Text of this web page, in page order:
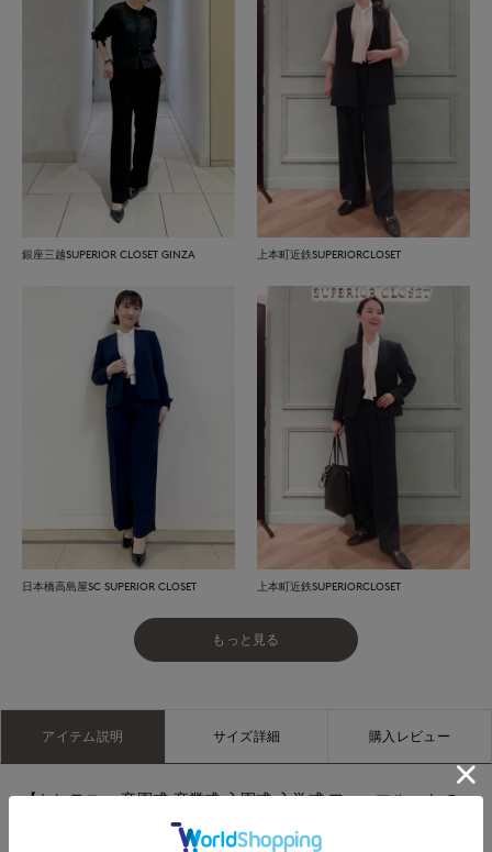
銀座三越SUPERIOR CLOSET GINZA 上本町近鉄SUPERIORCLOSET
日本橋高島屋SC SUPERIOR CLOSET 上本町近鉄SUPERIORCLOSET
もっと見る
アイテム説明 サイズ詳細 購入レビュー
【セレモニー 卒園式 卒業式 入園式 入学式 フォーマル ハレの